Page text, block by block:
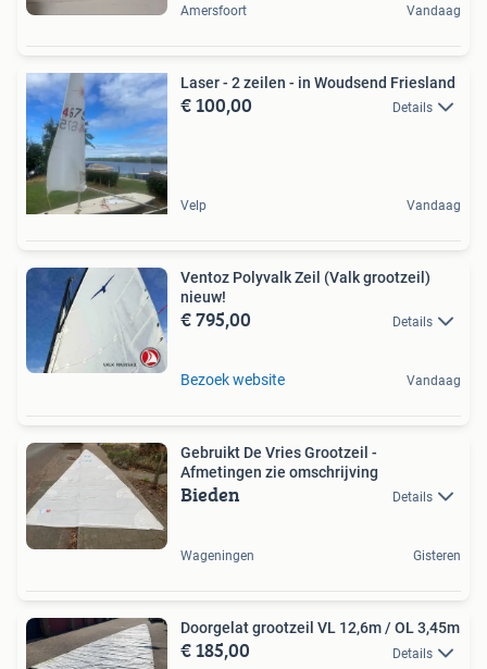
Amersfoort Vandaag
Laser - 2 zeilen - in Woudsend Friesland
€ 100,00 Details
Velp Vandaag
Ventoz Polyvalk Zeil (Valk grootzeil)
nieuw!
€ 795,00 Details
Bezoek website Vandaag
Gebruikt De Vries Grootzeil -
Afmetingen zie omschrijving
Bieden Details
Wageningen Gisteren
Doorgelat grootzeil VL 12,6m / OL 3,45m
€ 185,00 Details